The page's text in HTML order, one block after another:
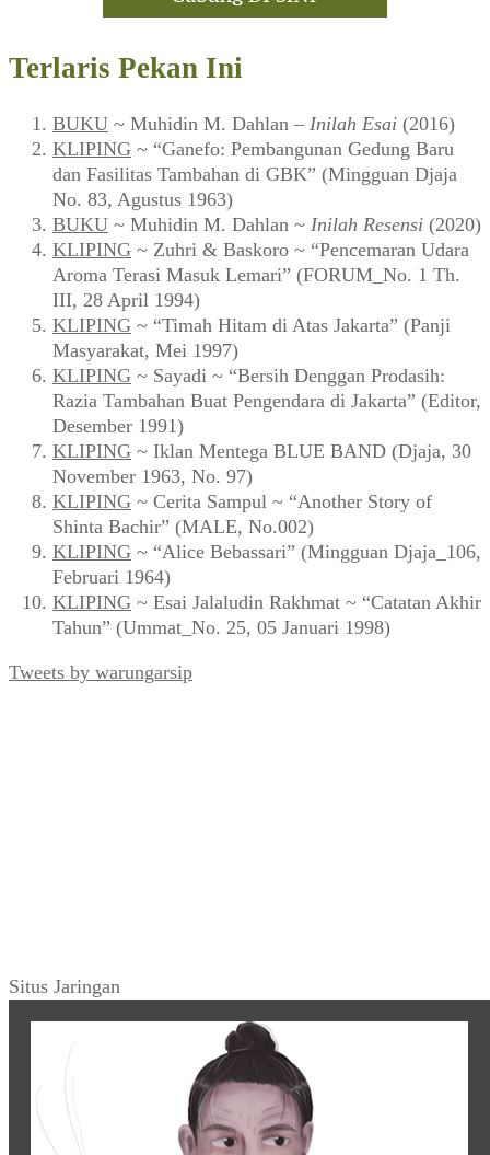
Terlaris Pekan Ini
BUKU ~ Muhidin M. Dahlan – Inilah Esai (2016)
KLIPING ~ “Ganefo: Pembangunan Gedung Baru
dan Fasilitas Tambahan di GBK” (Mingguan Djaja
No. 83, Agustus 1963)
BUKU ~ Muhidin M. Dahlan ~ Inilah Resensi (2020)
KLIPING ~ Zuhri & Baskoro ~ “Pencemaran Udara
Aroma Terasi Masuk Lemari” (FORUM_No. 1 Th.
III, 28 April 1994)
KLIPING ~ “Timah Hitam di Atas Jakarta” (Panji
Masyarakat, Mei 1997)
KLIPING ~ Sayadi ~ “Bersih Denggan Prodasih:
Razia Tambahan Buat Pengendara di Jakarta” (Editor,
Desember 1991)
KLIPING ~ Iklan Mentega BLUE BAND (Djaja, 30
November 1963, No. 97)
KLIPING ~ Cerita Sampul ~ “Another Story of
Shinta Bachir” (MALE, No.002)
KLIPING ~ “Alice Bebassari” (Mingguan Djaja_106,
Februari 1964)
KLIPING ~ Esai Jalaludin Rakhmat ~ “Catatan Akhir
Tahun” (Ummat_No. 25, 05 Januari 1998)
Tweets by warungarsip
Situs Jaringan